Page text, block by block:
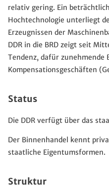
relativ gering. Ein
Hochtechnologie unterliegt
Erzeugnissen der
DDR in die BRD zeigt seit
Tendenz, dafür zunehmende
Kompensationsgeschäften
Status
Die DDR verfügt über das
Der Binnenhandel kennt
staatliche Eigentumsformen.
Struktur